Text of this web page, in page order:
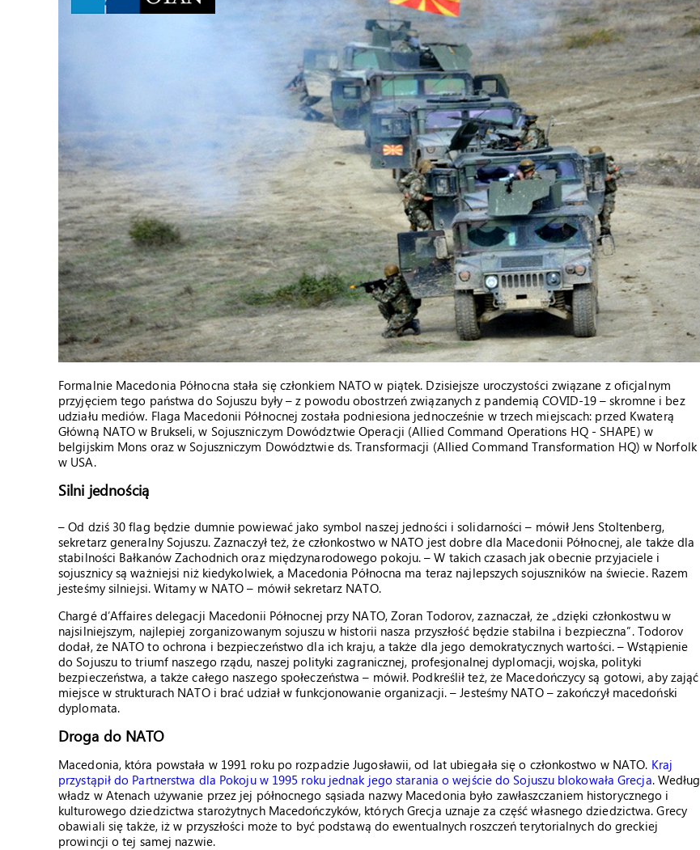
Formalnie Macedonia Północna stała się członkiem NATO w piątek. Dzisiejsze uroczystości związane z oficjalnym
przyjęciem tego państwa do Sojuszu były – z powodu obostrzeń związanych z pandemią COVID-19 – skromne i bez
udziału mediów. Flaga Macedonii Północnej została podniesiona jednocześnie w trzech miejscach: przed Kwaterą
Główną NATO w Brukseli, w Sojuszniczym Dowództwie Operacji (Allied Command Operations HQ - SHAPE) w
belgijskim Mons oraz w Sojuszniczym Dowództwie ds. Transformacji (Allied Command Transformation HQ) w Norfolk
w USA.
Silni jednością
– Od dziś 30 flag będzie dumnie powiewać jako symbol naszej jedności i solidarności – mówił Jens Stoltenberg,
sekretarz generalny Sojuszu. Zaznaczył też, że członkostwo w NATO jest dobre dla Macedonii Północnej, ale także dla
stabilności Bałkanów Zachodnich oraz międzynarodowego pokoju. – W takich czasach jak obecnie przyjaciele i
sojusznicy są ważniejsi niż kiedykolwiek, a Macedonia Północna ma teraz najlepszych sojuszników na świecie. Razem
jesteśmy silniejsi. Witamy w NATO – mówił sekretarz NATO.
Chargé d’Affaires delegacji Macedonii Północnej przy NATO, Zoran Todorov, zaznaczał, że „dzięki członkostwu w
najsilniejszym, najlepiej zorganizowanym sojuszu w historii nasza przyszłość będzie stabilna i bezpieczna”. Todorov
dodał, że NATO to ochrona i bezpieczeństwo dla ich kraju, a także dla jego demokratycznych wartości. – Wstąpienie
do Sojuszu to triumf naszego rządu, naszej polityki zagranicznej, profesjonalnej dyplomacji, wojska, polityki
bezpieczeństwa, a także całego naszego społeczeństwa – mówił. Podkreślił też, że Macedończycy są gotowi, aby zająć
miejsce w strukturach NATO i brać udział w funkcjonowanie organizacji. – Jesteśmy NATO – zakończył macedoński
dyplomata.
Droga do NATO
Macedonia, która powstała w 1991 roku po rozpadzie Jugosławii, od lat ubiegała się o członkostwo w NATO. Kraj
przystąpił do Partnerstwa dla Pokoju w 1995 roku jednak jego starania o wejście do Sojuszu blokowała Grecja. Według
władz w Atenach używanie przez jej północnego sąsiada nazwy Macedonia było zawłaszczaniem historycznego i
kulturowego dziedzictwa starożytnych Macedończyków, których Grecja uznaje za część własnego dziedzictwa. Grecy
obawiali się także, iż w przyszłości może to być podstawą do ewentualnych roszczeń terytorialnych do greckiej
prowincji o tej samej nazwie.